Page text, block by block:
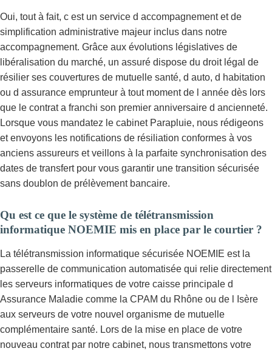
Oui, tout à fait, c est un service d accompagnement et de
simplification administrative majeur inclus dans notre
accompagnement. Grâce aux évolutions législatives de
libéralisation du marché, un assuré dispose du droit légal de
résilier ses couvertures de mutuelle santé, d auto, d habitation
ou d assurance emprunteur à tout moment de l année dès lors
que le contrat a franchi son premier anniversaire d ancienneté.
Lorsque vous mandatez le cabinet Parapluie, nous rédigeons
et envoyons les notifications de résiliation conformes à vos
anciens assureurs et veillons à la parfaite synchronisation des
dates de transfert pour vous garantir une transition sécurisée
sans doublon de prélèvement bancaire.
Qu est ce que le système de télétransmission
informatique NOEMIE mis en place par le courtier ?
La télétransmission informatique sécurisée NOEMIE est la
passerelle de communication automatisée qui relie directement
les serveurs informatiques de votre caisse principale d
Assurance Maladie comme la CPAM du Rhône ou de l Isère
aux serveurs de votre nouvel organisme de mutuelle
complémentaire santé. Lors de la mise en place de votre
nouveau contrat par notre cabinet, nous transmettons votre